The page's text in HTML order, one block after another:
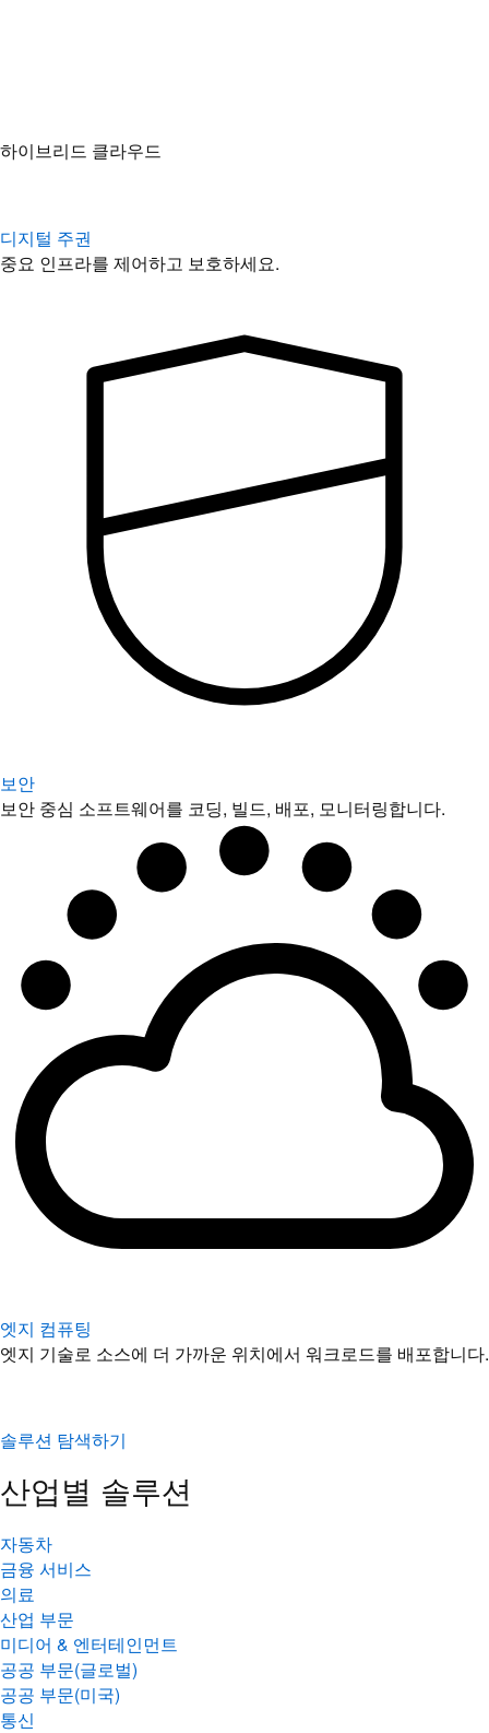
디지털 주권
중요 인프라를 제어하고 보호하세요.
보안
보안 중심 소프트웨어를 코딩, 빌드, 배포, 모니터링합니다.
엣지 컴퓨팅
엣지 기술로 소스에 더 가까운 위치에서 워크로드를 배포합니다.
솔루션 탐색하기
산업별 솔루션
자동차
금융 서비스
의료
산업 부문
미디어 & 엔터테인먼트
공공 부문(글로벌)
공공 부문(미국)
통신